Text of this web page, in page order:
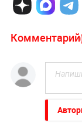
Комментарий